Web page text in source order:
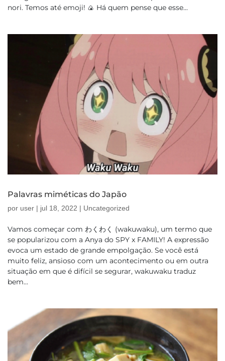
nori. Temos até emoji! 🍙 Há quem pense que esse...
Palavras miméticas do Japão
por user | jul 18, 2022 | Uncategorized
Vamos começar com わくわく (wakuwaku), um termo que
se popularizou com a Anya do SPY x FAMILY! A expressão
evoca um estado de grande empolgação. Se você está
muito feliz, ansioso com um acontecimento ou em outra
situação em que é difícil se segurar, wakuwaku traduz
bem...